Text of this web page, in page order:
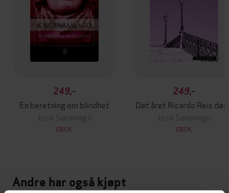
249,-
En beretning om blindhet
José Saramago
EBOK
249,-
Det året Ricardo Reis
José Saramago
EBOK
Andre har også kjøpt